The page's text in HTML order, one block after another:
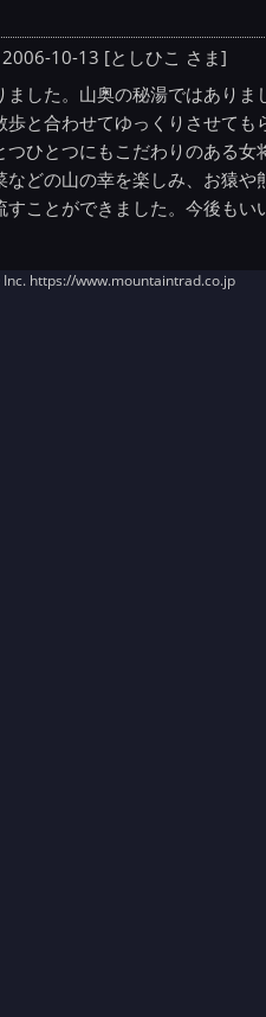
10-13 [としひこ さま]
した。山奥の秘湯ではありま
と合わせてゆっくりさせても
ひとつにもこだわりのある女
どの山の幸を楽しみ、お猿や
ことができました。今後もい
https://www.mountaintrad.co.jp